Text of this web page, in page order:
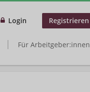
Login Registrieren
Für Arbeitgeber:innen